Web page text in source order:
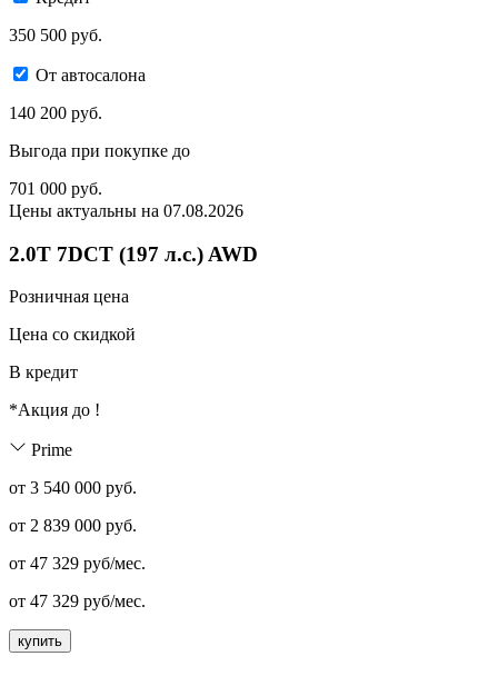
350 500 руб.
От автосалона
140 200 руб.
Выгода при покупке до
701 000 руб.
Цены актуальны на 07.08.2026
2.0T 7DCT (197 л.с.) AWD
Розничная цена
Цена со скидкой
В кредит
*Акция до !
Prime
от 3 540 000 руб.
от 2 839 000 руб.
от 47 329 руб/мес.
от 47 329 руб/мес.
купить